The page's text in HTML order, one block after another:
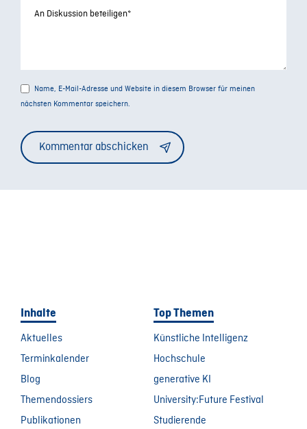
Name, E-Mail-Adresse und Website in diesem Browser für meinen
nächsten Kommentar speichern.
Inhalte
Aktuelles
Terminkalender
Blog
Themendossiers
Publikationen
Top Themen
Künstliche Intelligenz
Hochschule
generative KI
University:Future Festival
Studierende